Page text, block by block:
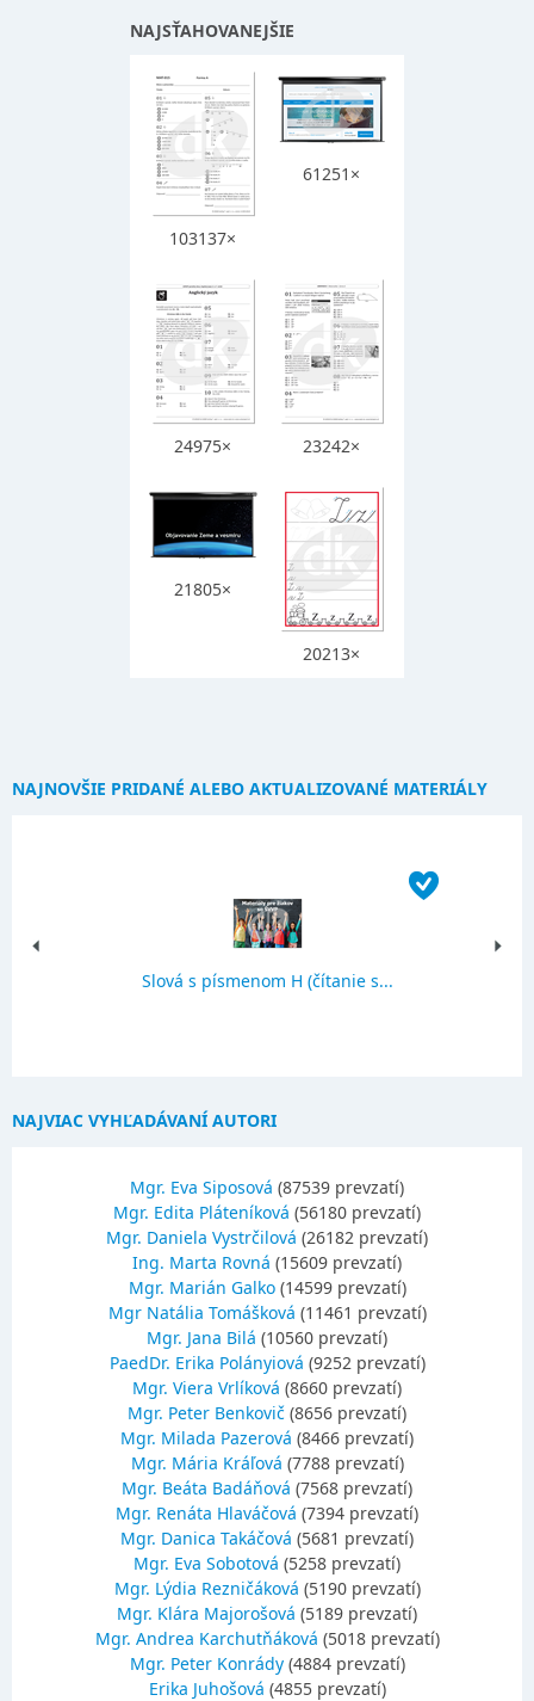
NAJSŤAHOVANEJŠIE
103137×
61251×
24975× 23242×
21805×
20213×
NAJNOVŠIE PRIDANÉ ALEBO AKTUALIZOVANÉ MATERIÁLY
Slová s písmenom H (čítanie s...
NAJVIAC VYHĽADÁVANÍ AUTORI
Mgr. Eva Siposová (87539 prevzatí)
Mgr. Edita Pláteníková (56180 prevzatí)
Mgr. Daniela Vystrčilová (26182 prevzatí)
Ing. Marta Rovná (15609 prevzatí)
Mgr. Marián Galko(14599 prevzatí)
Mgr Natália Tomášková (11461 prevzatí)
Mgr. Jana Bilá (10560 prevzatí)
PaedDr. Erika Polányiová (9252 prevzatí)
Mgr. Viera Vrlíková (8660 prevzatí)
Mgr. Peter Benkovič (8656 prevzatí)
Mgr. Milada Pazerová (8466 prevzatí)
Mgr. Mária Kráľová (7788 prevzatí)
Mgr. Beáta Badáňová (7568 prevzatí)
Mgr. Renáta Hlaváčová (7394 prevzatí)
Mgr. Danica Takáčová (5681 prevzatí)
Mgr. Eva Sobotová (5258 prevzatí)
Mgr. Lýdia Rezničáková (5190 prevzatí)
Mgr. Klára Majorošová (5189 prevzatí)
Mgr. Andrea Karchutňáková (5018 prevzatí)
Mgr. Peter Konrády(4884 prevzatí)
Erika Juhošová (4855 prevzatí)